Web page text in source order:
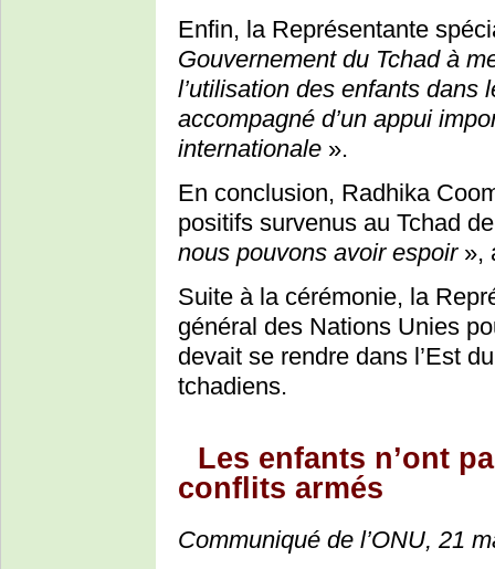
Enfin, la Représentante
Gouvernement du Tchad à
l’utilisation des enfants dans
accompagné d’un appui
internationale ».
En conclusion, Radhika
positifs survenus au Tchad
nous pouvons avoir espoir»,
Suite à la cérémonie, la
général des Nations Unies
devait se rendre dans l’Est
tchadiens.
Les enfants n’ont
conflits armés
Communiqué de l’ONU, 21